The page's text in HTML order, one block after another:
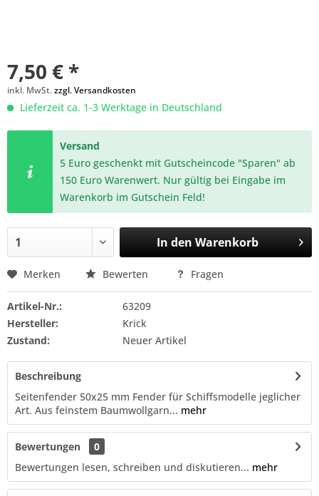
7,50 € *
inkl. MwSt.zzgl. Versandkosten
Lieferzeit ca. 1-3 Werktage in Deutschland
Versand
5 Euro geschenkt mit Gutscheincode "Sparen" ab
150 Euro Warenwert. Nur gültig bei Eingabe im
Warenkorb im Gutschein Feld!
In den Warenkorb
Merken Bewerten Fragen
Artikel-Nr.:
63209
Hersteller:
Krick
Zustand:
Neuer Artikel
Beschreibung
Seitenfender 50x25 mm Fender für Schiffsmodelle jeglicher
Art. Aus feinstem Baumwollgarn... mehr
Bewertungen
0
Bewertungen lesen, schreiben und diskutieren... mehr